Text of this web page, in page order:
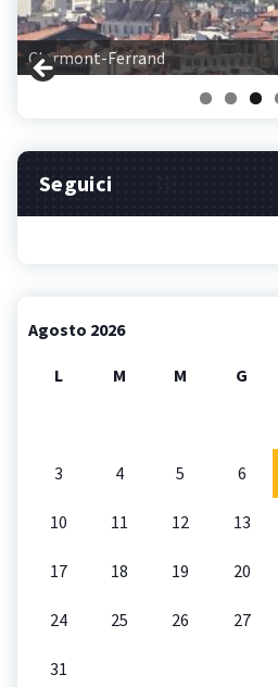
Clermont-Ferrand
Seguici
Agosto 2026
L M M G
3 4 5 6
10 11 12 13
17 18 19 20
24 25 26 27
31